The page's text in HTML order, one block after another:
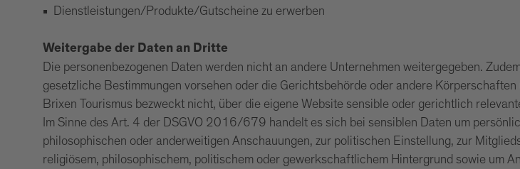
Dienstleistungen/Produkte/Gutscheine zu erwerben
Weitergabe der Daten an Dritte
Die personenbezogenen Daten werden nicht an andere Unternehmen weitergegeben.
gesetzliche Bestimmungen vorsehen oder die Gerichtsbehörde oder andere
Brixen Tourismus bezweckt nicht, über die eigene Website sensible oder gerichtlich
Im Sinne des Art. 4 der DSGVO 2016/679 handelt es sich bei sensiblen Daten um
philosophischen oder anderweitigen Anschauungen, zur politischen Einstellung, zur
religiösem, philosophischem, politischem oder gewerkschaftlichem Hintergrund sowie um